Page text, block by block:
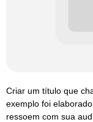
Criar um título que
exemplo foi
ressoem com sua